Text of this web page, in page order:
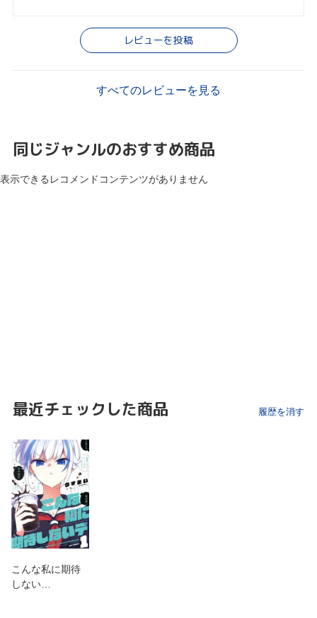
レビューを投稿
すべてのレビューを見る
同じジャンルのおすすめ商品
表示できるレコメンドコンテンツがありません
最近チェックした商品 履歴を消す
こんな私に期待
しない…